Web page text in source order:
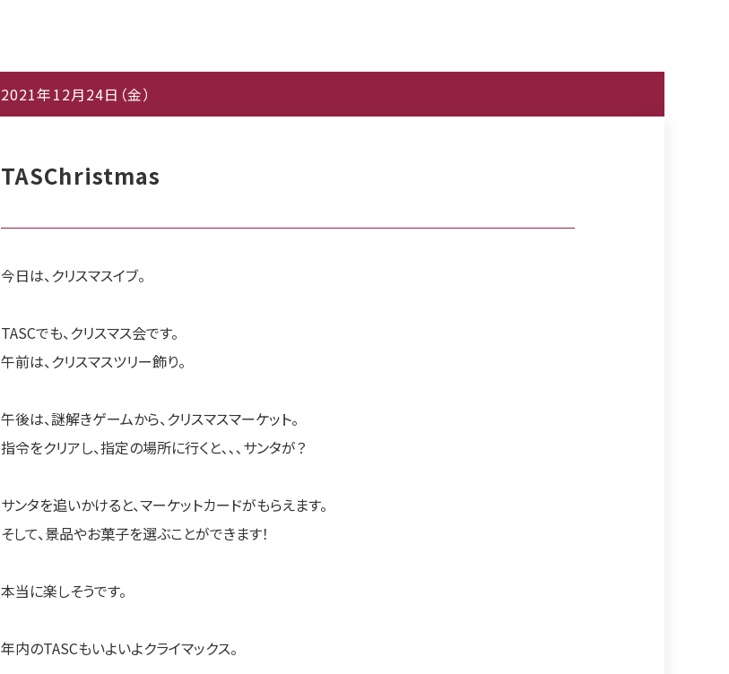
2021年12月24日（金）
TASChristmas
今日は、クリスマスイブ。
TASCでも、クリスマス会です。
午前は、クリスマスツリー飾り。
午後は、謎解きゲームから、クリスマスマーケット。
指令をクリアし、指定の場所に行くと､､､サンタが？
サンタを追いかけると、マーケットカードがもらえます。
そして、景品やお菓子を選ぶことができます！
本当に楽しそうです。
年内のTASCもいよいよクライマックス。